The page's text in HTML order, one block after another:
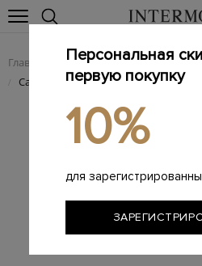
Главная Женщинам
/ Сандалии из телячьей кожи с
Персональная
первую покупку
10%
для